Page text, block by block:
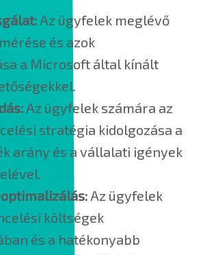
Az ügyfelek meglévő
és azok
a Microsoft által kínált
Az ügyfelek számára az
stratégia kidolgozása a
arány és a vállalati igények
Az ügyfelek
költségek
és a hatékonyabb